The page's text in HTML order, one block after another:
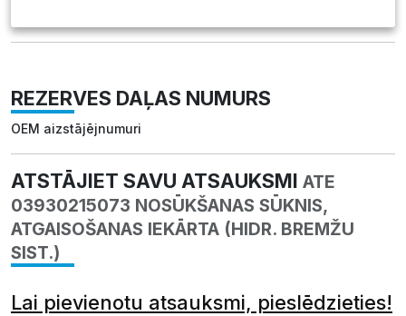
REZERVES DAĻAS NUMURS
OEM aizstājējnumuri
ATSTĀJIET SAVU ATSAUKSMI ATE
03930215073 NOSŪKŠANAS SŪKNIS,
ATGAISOŠANAS IEKĀRTA (HIDR. BREMŽU
SIST.)
Lai pievienotu atsauksmi, pieslēdzieties!